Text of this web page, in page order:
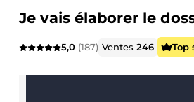
Je vais élaborer le
5,0 (187) Ventes246 Top